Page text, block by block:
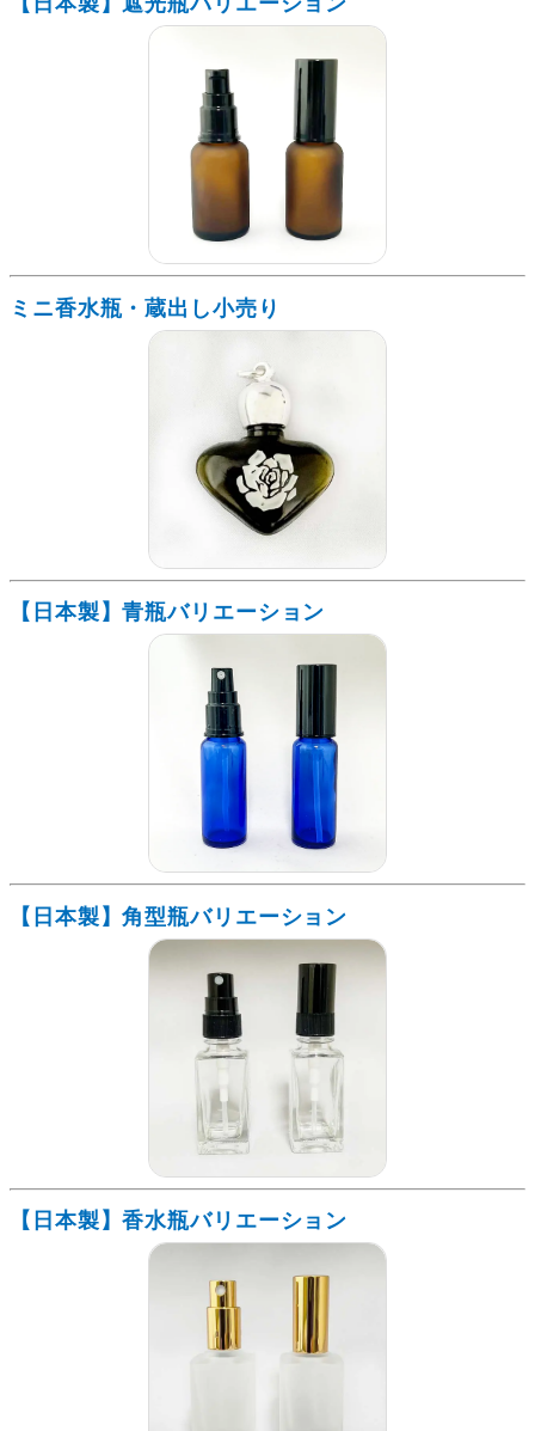
ミニ香水瓶・蔵出し小売り
【日本製】青瓶バリエーション
【日本製】角型瓶バリエーション
【日本製】香水瓶バリエーション